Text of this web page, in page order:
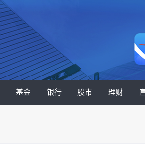
基金 银行 股市 理财